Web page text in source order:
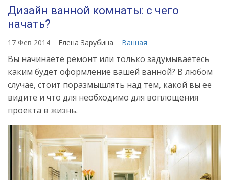
Дизайн ванной комнаты: с чего
начать?
17 Фев 2014 Елена Зарубина Ванная
Вы начинаете ремонт или только задумываетесь
каким будет оформление вашей ванной? В любом
случае, стоит поразмышлять над тем, какой вы ее
видите и что для необходимо для воплощения
проекта в жизнь.